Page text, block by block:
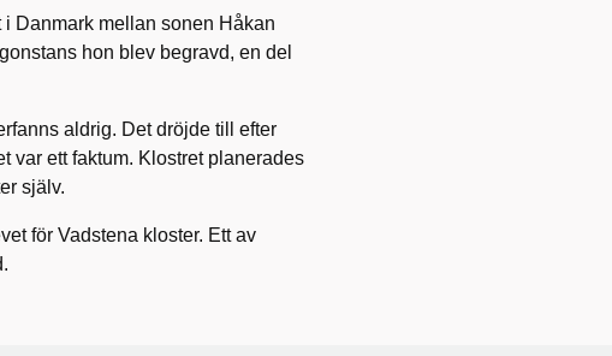
Danmark mellan sonen Håkan
hon blev begravd, en del
aldrig. Det dröjde till efter
var ett faktum. Klostret planerades
själv.
för Vadstena kloster. Ett av